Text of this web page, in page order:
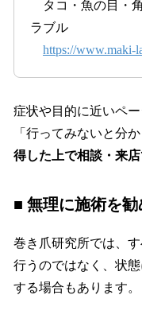
タコ・魚の目・
ラブル
https://www.maki-
症状や目的に近いペ
「行ってみないと分
得した上で相談・来
■ 無理に施術を
巻き爪研究所では、
行うのではなく、状
する場合もあります。